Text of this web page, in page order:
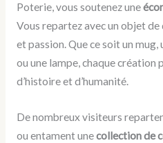
Poterie, vous soutenez une
Vous repartez avec un objet
et passion. Que ce soit un
ou une lampe, chaque création
d’histoire et d’humanité.
De nombreux visiteurs
ou entament unecollection de